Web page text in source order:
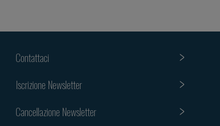
Contattaci
Iscrizione Newsletter
Cancellazione Newsletter